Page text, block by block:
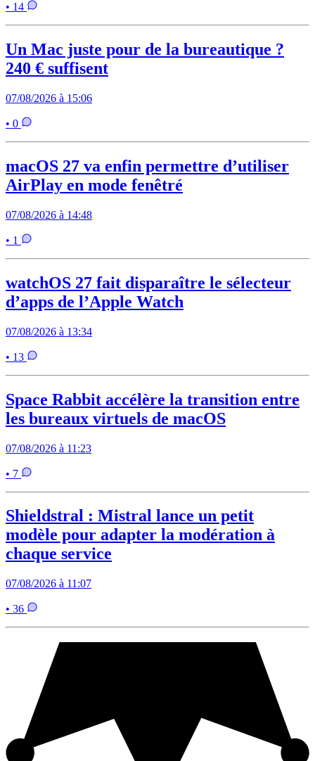
• 14
Un Mac juste pour de la bureautique ?
240 € suffisent
07/08/2026 à 15:06
• 0
macOS 27 va enfin permettre d’utiliser
AirPlay en mode fenêtré
07/08/2026 à 14:48
• 1
watchOS 27 fait disparaître le sélecteur
d’apps de l’Apple Watch
07/08/2026 à 13:34
• 13
Space Rabbit accélère la transition entre
les bureaux virtuels de macOS
07/08/2026 à 11:23
• 7
Shieldstral : Mistral lance un petit
modèle pour adapter la modération à
chaque service
07/08/2026 à 11:07
• 36